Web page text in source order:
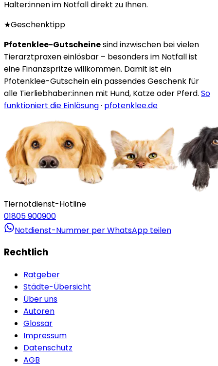
Halter:innen im Notfall direkt zu Ihnen.
★Geschenktipp
Pfotenklee-Gutscheinesind inzwischen bei vielen
Tierarztpraxen einlösbar – besonders im Notfall ist
eine Finanzspritze willkommen. Damit ist ein
Pfotenklee-Gutschein ein passendes Geschenk für
alle Tierliebhaber:innen mit Hund, Katze oder Pferd. So
funktioniert die Einlösung· pfotenklee.de
Tiernotdienst-Hotline
01805 900900
Notdienst-Nummer per WhatsApp teilen
Rechtlich
Ratgeber
Städte-Übersicht
Über uns
Autoren
Glossar
Impressum
Datenschutz
AGB